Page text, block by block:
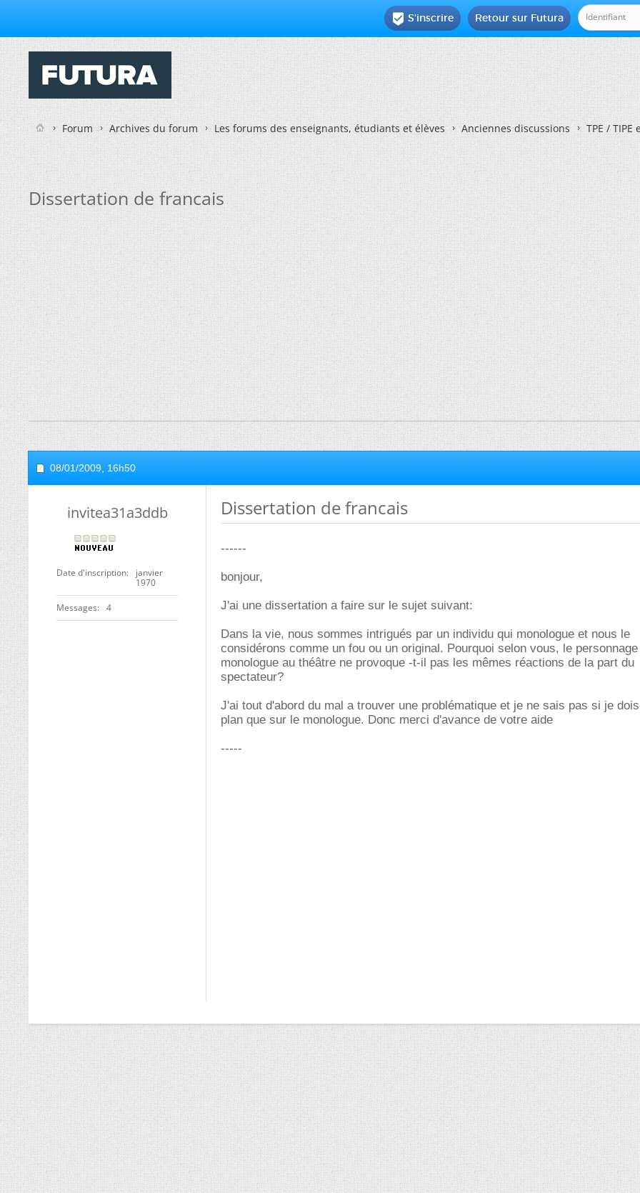
Retour sur Futura
 S'inscrire
Forum Archives du forum Les forums des enseignants, étudiants et élèves Anciennes discussions TPE /
Dissertation de francais
08/01/2009, 16h50
invitea31a3ddb
Date d'inscription
janvier
1970
Messages 4
Dissertation de francais
------
bonjour,
J'ai une dissertation a faire sur le sujet suivant:
Dans la vie, nous sommes intrigués par un individu qui monologue et nous le
considérons comme un fou ou un original. Pourquoi selon vous, le
monologue au théâtre ne provoque -t-il pas les mêmes réactions de la part du
spectateur?
J'ai tout d'abord du mal a trouver une problématique et je ne sais pas si je
plan que sur le monologue. Donc merci d'avance de votre aide
-----